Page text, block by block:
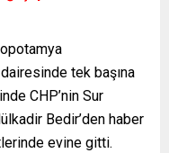
tek başına
CHP’nin Sur
Bedir’den haber
evine gitti.